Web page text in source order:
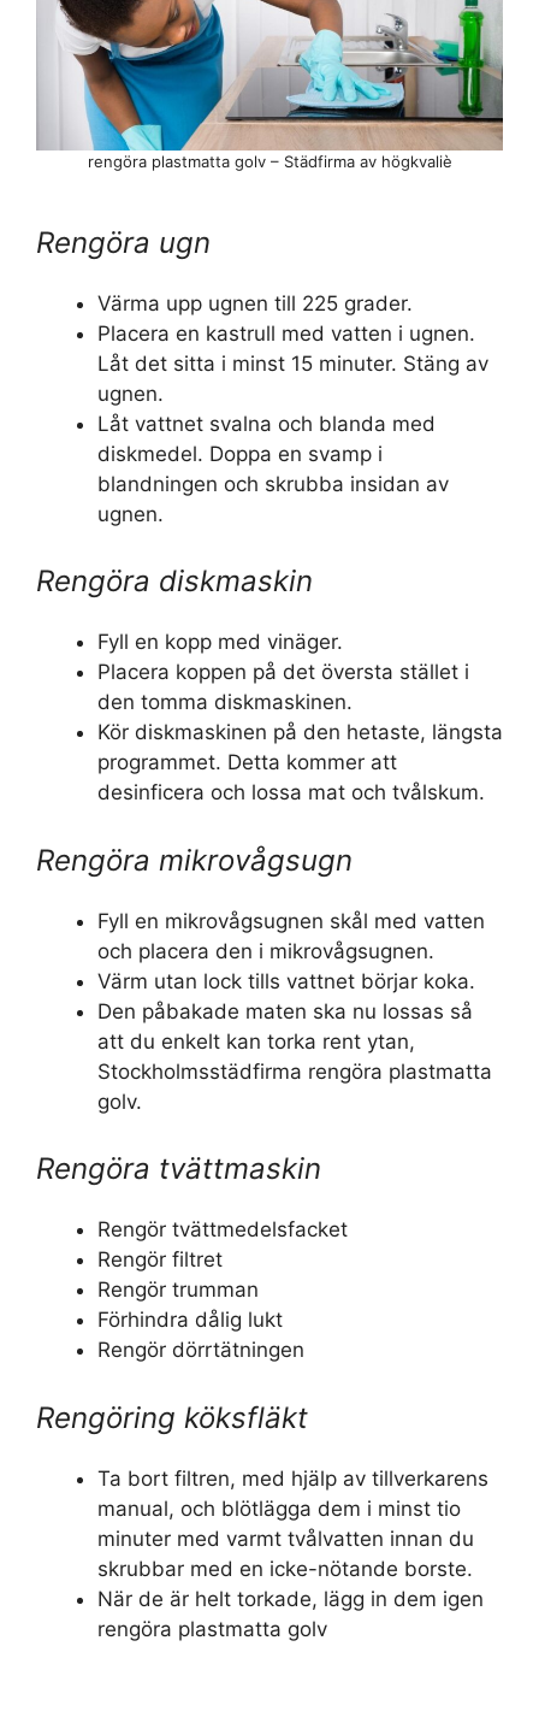
Rengöra ugn
Värma upp ugnen till 225 grader.
Placera en kastrull med vatten i ugnen.
Låt det sitta i minst 15 minuter. Stäng av
ugnen.
Låt vattnet svalna och blanda med
diskmedel. Doppa en svamp i
blandningen och skrubba insidan av
ugnen.
Rengöra diskmaskin
Fyll en kopp med vinäger.
Placera koppen på det översta stället i
den tomma diskmaskinen.
Kör diskmaskinen på den hetaste, längsta
programmet. Detta kommer att
desinficera och lossa mat och tvålskum.
Rengöra mikrovågsugn
Fyll en mikrovågsugnen skål med vatten
och placera den i mikrovågsugnen.
Värm utan lock tills vattnet börjar koka.
Den påbakade maten ska nu lossas så
att du enkelt kan torka rent ytan,
Stockholmsstädfirma rengöra plastmatta
golv.
Rengöra tvättmaskin
Rengör tvättmedelsfacket
Rengör filtret
Rengör trumman
Förhindra dålig lukt
Rengör dörrtätningen
Rengöring köksfläkt
Ta bort filtren, med hjälp av tillverkarens
manual, och blötlägga dem i minst tio
minuter med varmt tvålvatten innan du
skrubbar med en icke-nötande borste.
När de är helt torkade, lägg in dem igen
rengöra plastmatta golv
rengöra plastmatta golv – Städfirma av högkvaliè